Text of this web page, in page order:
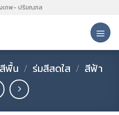
เทพ- ปริมณฑล
พื้น / ร่มสีสดใส / สีฟ้า